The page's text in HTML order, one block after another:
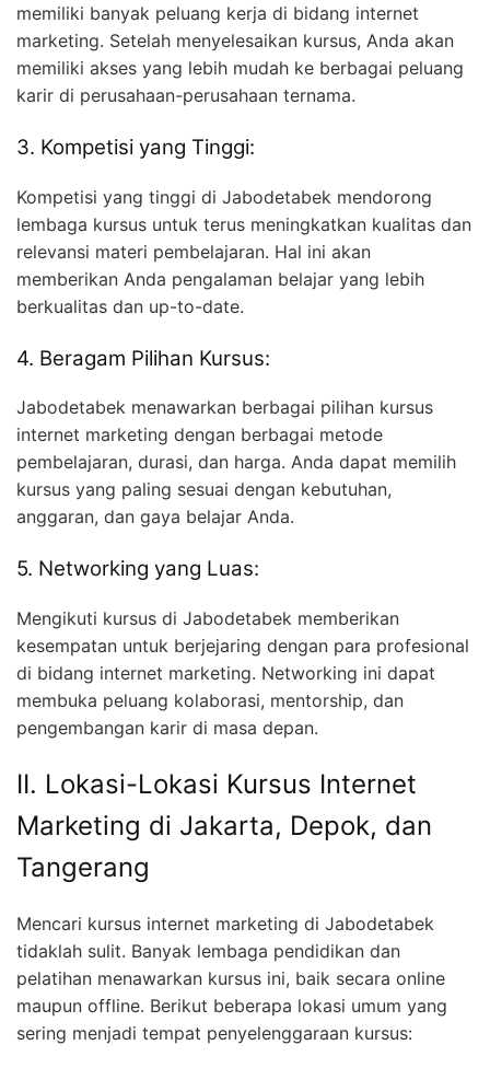
memiliki banyak peluang kerja di bidang internet
marketing. Setelah menyelesaikan kursus, Anda akan
memiliki akses yang lebih mudah ke berbagai peluang
karir di perusahaan-perusahaan ternama.
3. Kompetisi yang Tinggi:
Kompetisi yang tinggi di Jabodetabek mendorong
lembaga kursus untuk terus meningkatkan kualitas dan
relevansi materi pembelajaran. Hal ini akan
memberikan Anda pengalaman belajar yang lebih
berkualitas dan up-to-date.
4. Beragam Pilihan Kursus:
Jabodetabek menawarkan berbagai pilihan kursus
internet marketing dengan berbagai metode
pembelajaran, durasi, dan harga. Anda dapat memilih
kursus yang paling sesuai dengan kebutuhan,
anggaran, dan gaya belajar Anda.
5. Networking yang Luas:
Mengikuti kursus di Jabodetabek memberikan
kesempatan untuk berjejaring dengan para profesional
di bidang internet marketing. Networking ini dapat
membuka peluang kolaborasi, mentorship, dan
pengembangan karir di masa depan.
II. Lokasi-Lokasi Kursus Internet
Marketing di Jakarta, Depok, dan
Tangerang
Mencari kursus internet marketing di Jabodetabek
tidaklah sulit. Banyak lembaga pendidikan dan
pelatihan menawarkan kursus ini, baik secara online
maupun offline. Berikut beberapa lokasi umum yang
sering menjadi tempat penyelenggaraan kursus: